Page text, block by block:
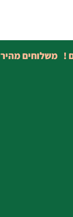
! משלוחים